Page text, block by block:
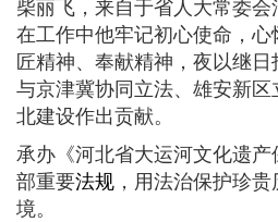
在工作中他牢记初心使命，心
匠精神、奉献精神，夜以继
与京津冀协同立法、雄安新
北建设作出贡献。
承办《河北省大运河文化遗产
部重要法规 ，用法治保护珍
境。